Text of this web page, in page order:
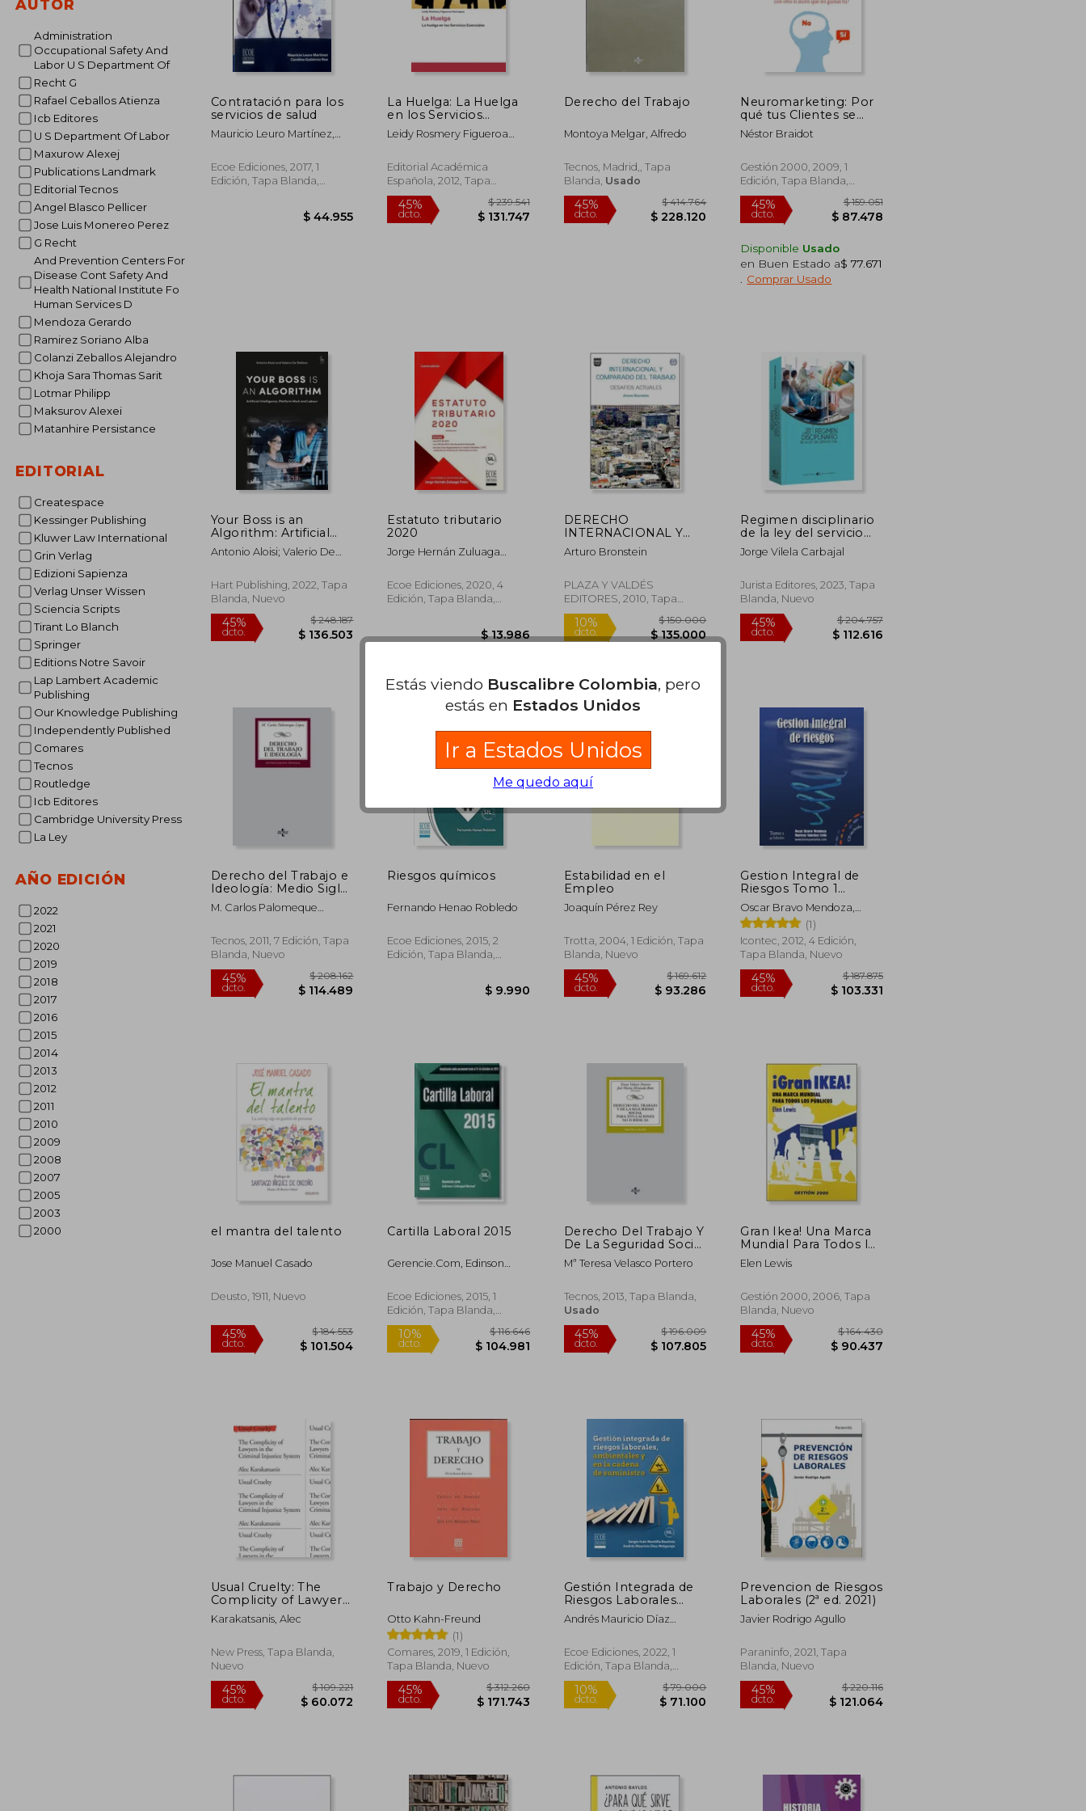
AUTOR
Administration
Occupational Safety And
Labor U S Department Of
Recht G
Rafael Ceballos Atienza
Icb Editores
U S Department Of Labor
Maxurow Alexej
Publications Landmark
Editorial Tecnos
Angel Blasco Pellicer
Jose Luis Monereo Perez
G Recht
And Prevention Centers For
Disease Cont Safety And
Health National Institute Fo
Human Services D
Mendoza Gerardo
Ramirez Soriano Alba
Colanzi Zeballos Alejandro
Khoja Sara Thomas Sarit
Lotmar Philipp
Maksurov Alexei
Matanhire Persistance
EDITORIAL
Createspace
Kessinger Publishing
Kluwer Law International
Grin Verlag
Edizioni Sapienza
Verlag Unser Wissen
Sciencia Scripts
Tirant Lo Blanch
Springer
Editions Notre Savoir
Lap Lambert Academic
Publishing
Our Knowledge Publishing
Independently Published
Comares
Tecnos
Routledge
Icb Editores
Cambridge University Press
La Ley
AÑO EDICIÓN
2022
2021
2020
2019
2018
2017
2016
2015
2014
2013
2012
2011
2010
2009
2008
2007
2005
2003
2000
Contratación para los
servicios de salud
Mauricio Leuro Martínez,
Ecoe Ediciones, 2017, 1
Edición, Tapa Blanda,
La Huelga: La Huelga
en los Servicios
Esenciales
Leidy Rosmery Figueroa
Editorial Académica
Española, 2012, Tapa
Blanda, Nuevo
45%
dcto.
Derecho del Trabajo
Montoya Melgar, Alfredo
Tecnos, Madrid,, Tapa
Blanda, Usado
dcto. $ 228.120
Neuromarketing: Por
qué tus Clientes se
Acuestan con Otros si
Dicen que les Gustas
Ventas)
Néstor Braidot
Gestión 2000, 2009, 1
Edición, Tapa Blanda,
Nuevo
dcto.
Disponible Usado
en Buen Estado a$ 77.671
Comprar Usado
Your Boss is an
Algorithm: Artificial
Intelligence, Platform
Work and Labour (en
Antonio Aloisi; Valerio De
Hart Publishing, 2022, Tapa
Blanda, Nuevo
$ 248.187
Estatuto tributario
2020
Jorge Hernán Zuluaga
Ecoe Ediciones, 2020, 4
Edición, Tapa Blanda,
DERECHO
INTERNACIONAL Y
COMPARADO DEL
TRABAJO: Desafíos
Arturo Bronstein
PLAZA Y VALDÉS
EDITORES, 2010, Tapa
Blanda, Nuevo
10%
Regimen disciplinario
de la ley del servicio
civil
Jorge Vilela Carbajal
Jurista Editores, 2023, Tapa
Blanda, Nuevo
45%
dcto.
Derecho del Trabajo e
Ideología: Medio Siglo
de Formación
Ideológica del
en España (1873-1923)
(Derecho - Biblioteca
Editorial Tecnos)
M. Carlos Palomeque
Tecnos, 2011, 7 Edición, Tapa
Blanda, Nuevo
45%
Riesgos químicos
Fernando Henao Robledo
Ecoe Ediciones, 2015, 2
Edición, Tapa Blanda,
Estabilidad en el
Empleo
Joaquín Pérez Rey
Trotta, 2004, 1 Edición, Tapa
Blanda, Nuevo
45% $ 169.612
Gestion Integral de
Riesgos Tomo 1
(Incluye cd con
Multiples Ejercicios
Resueltos)
Oscar Bravo Mendoza,
Marleny Sánchez Celis
(1)
Icontec, 2012, 4 Edición,
Tapa Blanda, Nuevo
45%
el mantra del talento
Jose Manuel Casado
Deusto, 1911, Nuevo
45%
dcto.
$ 184.553
$ 101.504
Cartilla Laboral 2015
Gerencie.com, Edinson
Ecoe Ediciones, 2015, 1
Edición, Tapa Blanda,
Nuevo
dcto.
$ 116.646
$ 104.981
Derecho Del Trabajo Y
De La Seguridad Social
Para Titulaciones No
Jurídicas (Derecho -
De Editorial Tecnos)
Mª Teresa Velasco Portero
Tecnos, 2013, Tapa Blanda,
Usado
45%
dcto.
$ 196.009
$ 107.805
Gran Ikea! Una Marca
Mundial Para Todos los
Públicos (Marketing y
Ventas)
Elen Lewis
Gestión 2000, 2006, Tapa
Blanda, Nuevo
45%
dcto.
Usual Cruelty: The
Complicity of Lawyers
in the Criminal
Injustice System (en
Karakatsanis, Alec
New Press, Tapa Blanda,
Nuevo
Trabajo y Derecho
Otto Kahn-Freund
(1)
Comares, 2019, 1 Edición,
Tapa Blanda, Nuevo
Gestión Integrada de
Riesgos Laborales
Ambientales y en la
Cadena de Suministro
Andrés Mauricio Díaz
Mantilla Bautista
Ecoe Ediciones, 2022, 1
Edición, Tapa Blanda,
Nuevo
Prevencion de Riesgos
Laborales (2ª ed. 2021)
Javier Rodrigo Agullo
Paraninfo, 2021, Tapa
Blanda, Nuevo
Estás viendo Buscalibre Colombia, pero
estás en Estados Unidos
Ir a Estados Unidos
Me quedo aquí